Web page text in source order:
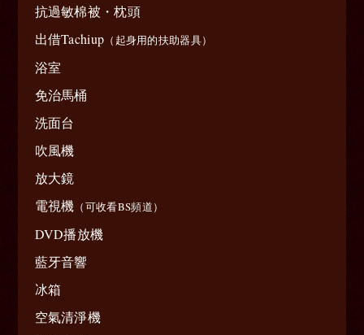
抗過敏棉被・枕頭
出借Tachiup （起身用的扶助器具）
浴室
免治馬桶
洗面台
吹風機
放大鏡
電視機 （可收看BS頻道）
DVD播放機
藍牙音響
冰箱
空氣清淨機